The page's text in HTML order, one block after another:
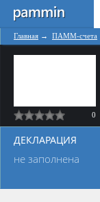
Главная → ПАММ-счета
0
ДЕКЛАРАЦИЯ
не заполнена